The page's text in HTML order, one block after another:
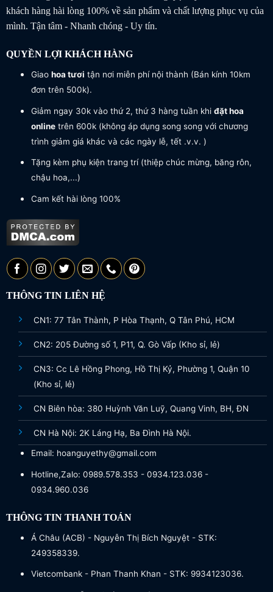
khách hàng hài lòng 100% về sản phẩm và chất lượng phục vụ của
mình. Tận tâm - Nhanh chóng - Uy tín.
QUYỀN LỢI KHÁCH HÀNG
Giao hoa tươi tận nơi miễn phí nội thành (Bán kính 10km
đơn trên 500k).
Giảm ngay 30k vào thứ 2, thứ 3 hàng tuần khi đặt hoa
onlinetrên 600k (không áp dụng song song với chương
trình giảm giá khác và các ngày lễ, tết .v.v. )
Tặng kèm phụ kiện trang trí (thiệp chúc mừng, băng rôn,
chậu hoa,...)
Cam kết hài lòng 100%
THÔNG TIN LIÊN HỆ
CN1: 77 Tân Thành, P Hòa Thạnh, Q Tân Phú, HCM
CN2: 205 Đường số 1, P11, Q. Gò Vấp (Kho sỉ, lẻ)
CN3: Cc Lê Hồng Phong, Hồ Thị Kỷ, Phường 1, Quận 10
(Kho sỉ, lẻ)
CN Biên hòa: 380 Huỳnh Văn Luỹ, Quang Vinh, BH, ĐN
CN Hà Nội: 2K Láng Hạ, Ba Đình Hà Nội.
Email: hoanguyethy@gmail.com
Hotline,Zalo: 0989.578.353 - 0934.123.036 -
0934.960.036
THÔNG TIN THANH TOÁN
Á Châu (ACB) - Nguyễn Thị Bích Nguyệt - STK:
249358339.
Vietcombank - Phan Thanh Khan - STK: 9934123036.